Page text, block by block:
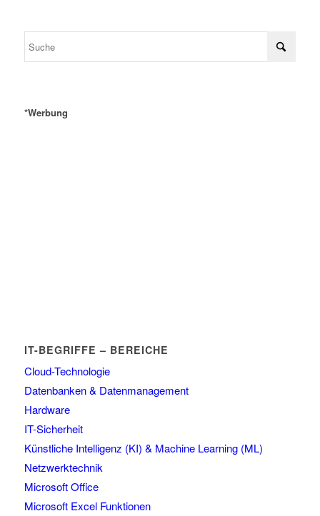
*Werbung
IT-BEGRIFFE – BEREICHE
Cloud-Technologie
Datenbanken & Datenmanagement
Hardware
IT-Sicherheit
Künstliche Intelligenz (KI) & Machine Learning (ML)
Netzwerktechnik
Microsoft Office
Microsoft Excel Funktionen